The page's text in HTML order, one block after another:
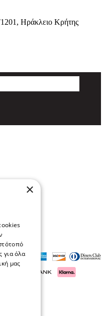
, Ηράκλειο Κρήτης
×
για όλα
μας